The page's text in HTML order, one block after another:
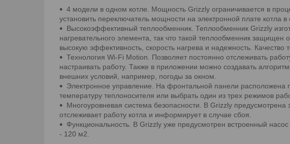
4 модели в одном котле. Мощность Grizzly ограничивается в
установить переключатель мощности на электронной плате котла
Высокоэффективный теплообменник. Теплообменник Grizzly
нагревательного элемента, так что такой теплообменник
высокую эффективность, скорость нагрева и надежность.
Технология Wi-Fi Motion. Позволяет постоянно отслеживать
настраивать работу. Также в приложении можно создавать
внешних условий, например, погоды за окном.
Электронное управление. На фронтальной панели расположена
температуру теплоносителя или выбрать один из трех режимов
Многоуровневая система безопасности. В Grizzly
отслеживает работу котла и информирует в случае сбоя.
Функциональность. В Grizzly уже предусмотрен встроенный
- 120 м2.